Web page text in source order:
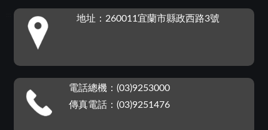
地址：260011宜蘭市縣政西路3號
電話總機：(03)9253000
傳真電話：(03)9251476